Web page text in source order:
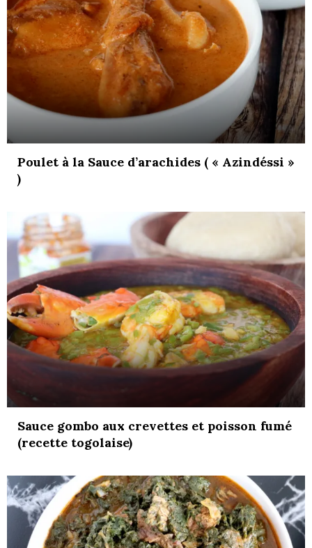
Poulet à la Sauce d’arachides ( « Azindéssi »
)
Sauce gombo aux crevettes et poisson fumé
(recette togolaise)